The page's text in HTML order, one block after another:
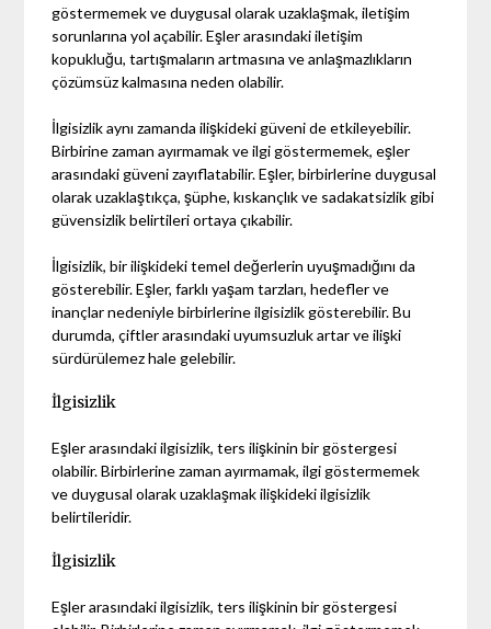
göstermemek ve duygusal olarak uzaklaşmak, iletişim
sorunlarına yol açabilir. Eşler arasındaki iletişim
kopukluğu, tartışmaların artmasına ve anlaşmazlıkların
çözümsüz kalmasına neden olabilir.
İlgisizlik aynı zamanda ilişkideki güveni de etkileyebilir.
Birbirine zaman ayırmamak ve ilgi göstermemek, eşler
arasındaki güveni zayıflatabilir. Eşler, birbirlerine duygusal
olarak uzaklaştıkça, şüphe, kıskançlık ve sadakatsizlik gibi
güvensizlik belirtileri ortaya çıkabilir.
İlgisizlik, bir ilişkideki temel değerlerin uyuşmadığını da
gösterebilir. Eşler, farklı yaşam tarzları, hedefler ve
inançlar nedeniyle birbirlerine ilgisizlik gösterebilir. Bu
durumda, çiftler arasındaki uyumsuzluk artar ve ilişki
sürdürülemez hale gelebilir.
İlgisizlik
Eşler arasındaki ilgisizlik, ters ilişkinin bir göstergesi
olabilir. Birbirlerine zaman ayırmamak, ilgi göstermemek
ve duygusal olarak uzaklaşmak ilişkideki ilgisizlik
belirtileridir.
İlgisizlik
Eşler arasındaki ilgisizlik, ters ilişkinin bir göstergesi